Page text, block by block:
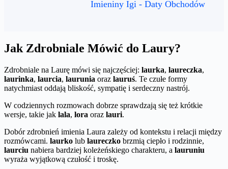
Imieniny Igi - Daty Obchodów
Jak Zdrobniale Mówić do Laury?
Zdrobniale na Laurę mówi się najczęściej: laurka, laureczka,
laurinka, laurcia, laurunia oraz lauruś. Te czułe formy
natychmiast oddają bliskość, sympatię i serdeczny nastrój.
W codziennych rozmowach dobrze sprawdzają się też krótkie
wersje, takie jak lala, lora oraz lauri.
Dobór zdrobnień imienia Laura zależy od kontekstu i relacji między
rozmówcami. laurko lub laureczko brzmią ciepło i rodzinnie,
laurciu nabiera bardziej koleżeńskiego charakteru, a lauruniu
wyraża wyjątkową czułość i troskę.